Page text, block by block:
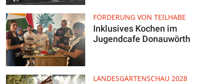
FÖRDERUNG VON TEILHABE
Inklusives Kochen im
Jugendcafe Donauwörth
LANDESGARTENSCHAU 2028